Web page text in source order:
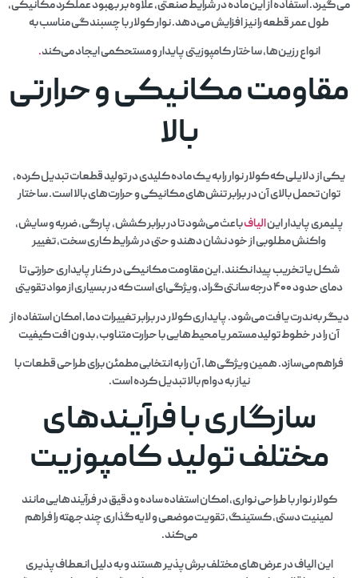
می‌گیرد. استفاده از این ماده در شرایط صنعتی، علاوه بر بهبود عملکرد مکانیکی،
طول عمر قطعه را نیز افزایش می‌دهد. نوار کولار با چسبندگی مناسب به
انواع رزین‌ها، ساختار کامپوزیتی پایدار و مستحکمی ایجاد می‌کند.
مقاومت مکانیکی و حرارتی
بالا
یکی از دلایلی که کولار نوار را به یک ماده کلیدی در تولید قطعات تبدیل کرده،
توان تحمل بالای آن در برابر تنش‌های مکانیکی و حرارت‌های بالا است. ساختار
پلیمری پایدار اینالیافباعث می‌شود تا در برابر کشش، پارگی، ضربه و سایش،
واکنش مطلوبی از خود نشان دهند و حتی در شرایط کاری سخت، تغییر
شکل یا تخریب پیدا نکنند. این مقاومت مکانیکی در کنار پایداری حرارتی تا
دمای حدود ۴۰۰ درجه سانتی‌گراد، ویژگی‌ای است که در بسیاری از مواد تقویتی
دیگر به‌ندرت یافت می‌شود. پایداری کولار در برابر تغییرات دما، امکان استفاده از
آن را در خطوط تولید مستمر یا محیط‌هایی با حرارت متناوب، بدون افت کیفیت
فراهم می‌سازد. همین ویژگی‌ها، آن را به انتخابی مطمئن برای طراحی قطعات با
نیاز به دوام بالا تبدیل کرده است.
سازگاری با فرآیندهای
مختلف تولید کامپوزیت
کولار نوار با طراحی نواری، امکان استفاده ساده و دقیق در فرآیندهایی مانند
لمینیت دستی، کستینگ، تقویت موضعی و لایه‌گذاری چندجهته را فراهم
می‌کند.
این الیاف در عرض‌های مختلف برش‌پذیر هستند و به دلیل انعطاف‌پذیری